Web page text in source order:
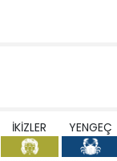
İKİZLER YENGEÇ